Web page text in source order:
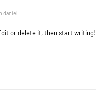
daniel
or delete it, then start writing!